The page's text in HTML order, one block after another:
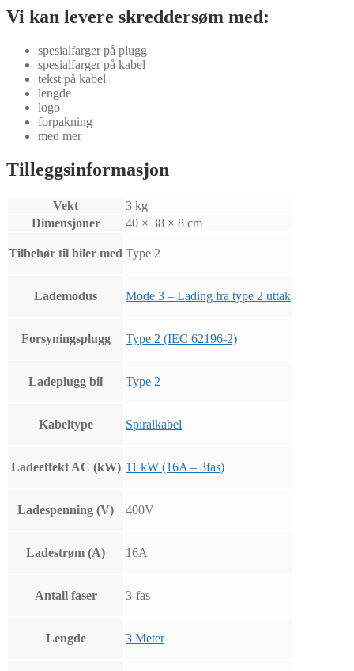
Vi kan levere skreddersøm med:
spesialfarger på plugg
spesialfarger på kabel
tekst på kabel
lengde
logo
forpakning
med mer
Tilleggsinformasjon
Vekt
3 kg
Dimensjoner
40 × 38 × 8 cm
Tilbehør til biler med Type 2
Lademodus Mode 3 – Lading fra type 2 uttak
Forsyningsplugg Type 2 (IEC 62196-2)
Ladeplugg bil Type 2
Kabeltype Spiralkabel
Ladeeffekt AC (kW) 11 kW (16A – 3fas)
Ladespenning (V) 400V
Ladestrøm (A) 16A
Antall faser 3-fas
Lengde 3 Meter